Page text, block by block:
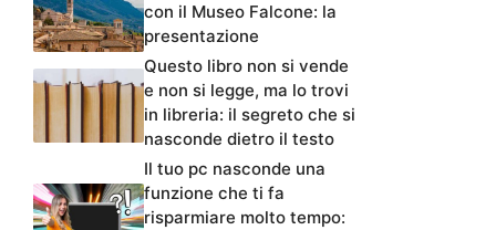
con il Museo Falcone: la
presentazione
Questo libro non si vende
e non si legge, ma lo trovi
in libreria: il segreto che si
nasconde dietro il testo
Il tuo pc nasconde una
funzione che ti fa
risparmiare molto tempo: